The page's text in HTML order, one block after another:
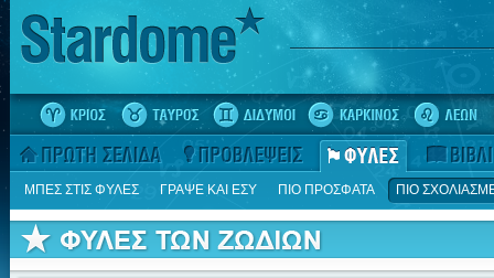
ΜΠΕΣ ΣΤΙΣ ΦΥΛΕΣ ΓΡΑΨΕ ΚΑΙ ΕΣΥ ΠΙΟ ΠΡΟΣΦΑΤΑ ΠΙΟ